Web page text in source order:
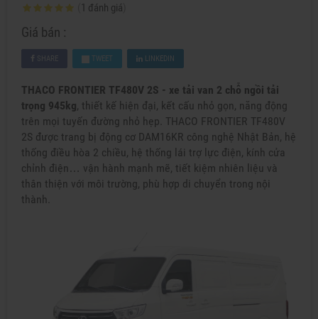
1 đánh giá
Giá bán :
SHARE TWEET LINKEDIN
THACO FRONTIER TF480V 2S - xe tải van 2 chỗ ngồi tải
trọng 945kg, thiết kế hiện đại, kết cấu nhỏ gọn, năng động
trên mọi tuyến đường nhỏ hẹp. THACO FRONTIER TF480V
2S được trang bị động cơ DAM16KR công nghệ Nhật Bản, hệ
thống điều hòa 2 chiều, hệ thống lái trợ lực điện, kính cửa
chỉnh điện… vận hành mạnh mẽ, tiết kiệm nhiên liệu và
thân thiện với môi trường, phù hợp di chuyển trong nội
thành.